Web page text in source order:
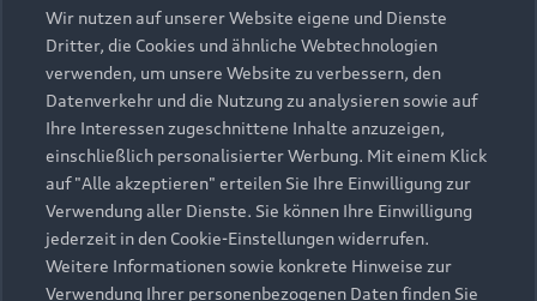
Elektromodelle
Plug-in-Hybride
Neuwagensuche
Gebrauchtwagensuche
Gebrauchtwagen
Finanzierung
Aktionen & Angebote
Geschäftskunden
Saisonale Angebote
Audi Services
Garantie
Audi digital services
myAudi
Support
Kundenservice
Händlersuche
Audi Code
Häufige Fragen (FAQ)
Über Audi
Unternehmen
Karriere
Wir nutzen auf unserer Website eigene und Dienste
Dritter, die Cookies und ähnliche Webtechnologien
verwenden, um unsere Website zu verbessern, den
Datenverkehr und die Nutzung zu analysieren sowie auf
Ihre Interessen zugeschnittene Inhalte anzuzeigen,
einschließlich personalisierter Werbung. Mit einem Klick
auf "Alle akzeptieren" erteilen Sie Ihre Einwilligung zur
Verwendung aller Dienste. Sie können Ihre Einwilligung
jederzeit in den Cookie-Einstellungen widerrufen.
Weitere Informationen sowie konkrete Hinweise zur
Verwendung Ihrer personenbezogenen Daten finden Sie